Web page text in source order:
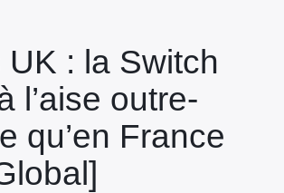
UK : la Switch
l’aise outre-
qu’en France